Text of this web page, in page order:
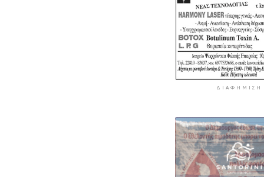
ΔΙΑΦΉΜΙΣΗ